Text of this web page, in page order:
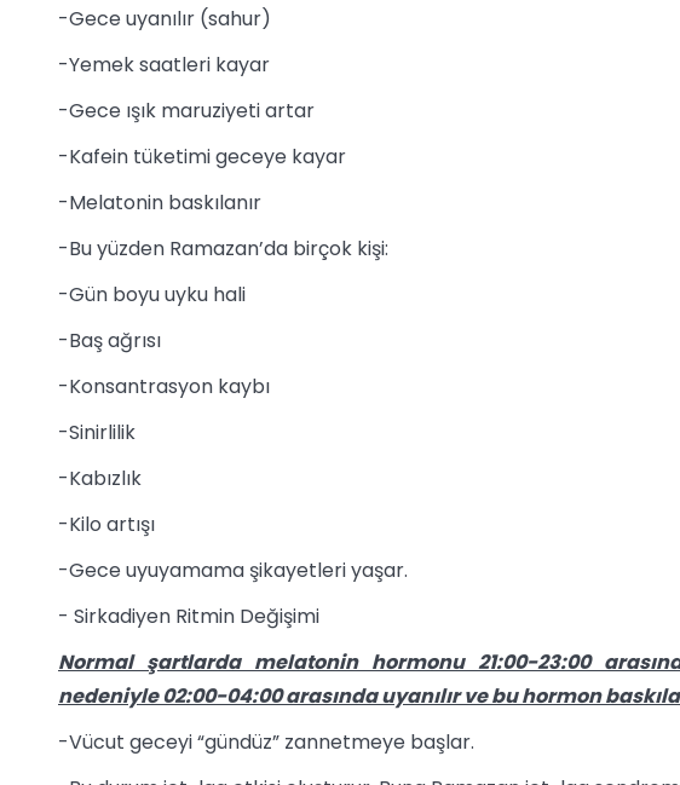
-Gece uyanılır (sahur)
-Yemek saatleri kayar
-Gece ışık maruziyeti artar
-Kafein tüketimi geceye kayar
-Melatonin baskılanır
-Bu yüzden Ramazan’da birçok kişi:
-Gün boyu uyku hali
-Baş ağrısı
-Konsantrasyon kaybı
-Sinirlilik
-Kabızlık
-Kilo artışı
-Gece uyuyamama şikayetleri yaşar.
- Sirkadiyen Ritmin Değişimi
Normal şartlarda melatonin hormonu 21:00-23:00
nedeniyle 02:00-04:00 arasında uyanılır ve bu hormon
-Vücut geceyi “gündüz” zannetmeye başlar.